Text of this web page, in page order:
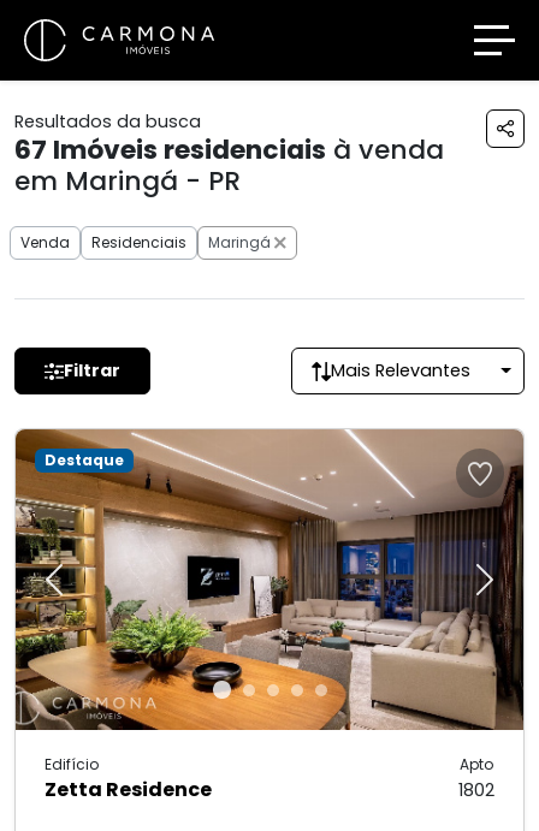
Resultados da busca
67 Imóveis residenciais à venda
em Maringá - PR
Venda Residenciais Maringá
Filtrar Mais Relevantes
Previous Next
Destaque
Edifício
Zetta Residence
Apto
1802